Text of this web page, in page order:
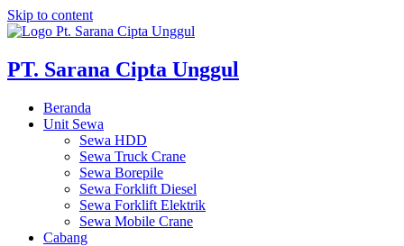
Skip to content
PT. Sarana Cipta Unggul
Beranda
Unit Sewa
Sewa HDD
Sewa Truck Crane
Sewa Borepile
Sewa Forklift Diesel
Sewa Forklift Elektrik
Sewa Mobile Crane
Cabang